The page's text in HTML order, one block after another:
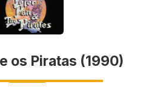
os Piratas (1990)